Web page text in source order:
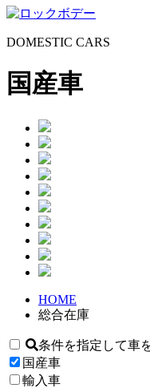
DOMESTIC CARS
国産車
HOME
総合在庫
条件を指定して車
国産車
輸入車